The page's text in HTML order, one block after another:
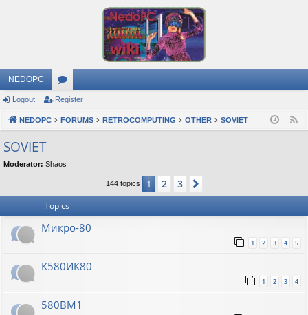
NEDOPC
or
u
s
Logout Register
NEDOPC FORUMS RETROCOMPUTING OTHER SOVIET
SOVIET
Moderator: Shaos
144 topics 1 2 3
Topics
Микро-80
1 2 3 4 5
К580ИК80
1 2 3 4
580ВМ1